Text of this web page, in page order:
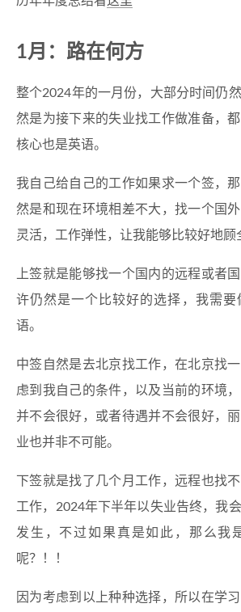
1月：路在何方
整个2024年的一月份，大部分时间仍
然是为接下来的失业找工作做准备，都
核心也是英语。
我自己给自己的工作如果求一个签，
然是和现在环境相差不大，找一个国
灵活，工作弹性，让我能够比较好地顾
上签就是能够找一个国内的远程或者
许仍然是一个比较好的选择，我需要
语。
中签自然是去北京找工作，在北京找
虑到我自己的条件，以及当前的环境
并不会很好，或者待遇并不会很好，
业也并非不可能。
下签就是找了几个月工作，远程也找
工作，2024年下半年以失业告终，我
发生，不过如果真是如此，那么我
呢？！！
因为考虑到以上种种选择，所以在学